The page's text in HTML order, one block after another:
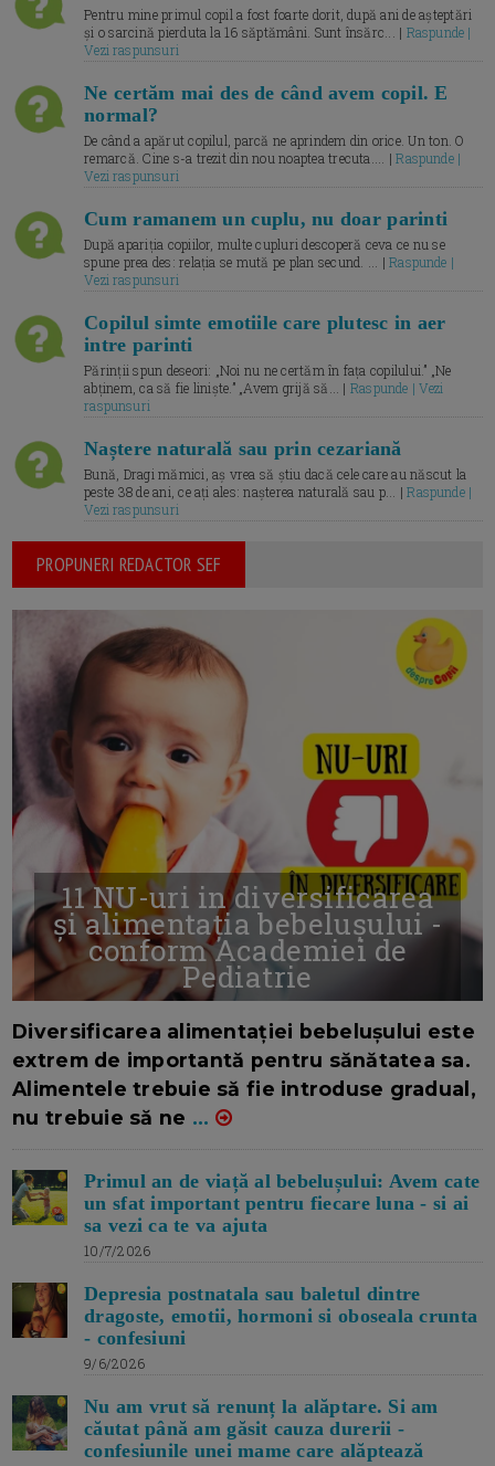
Pentru mine primul copil a fost foarte dorit, după ani de așteptări
și o sarcină pierduta la 16 săptămâni. Sunt însărc... | Raspunde |
Vezi raspunsuri
Ne certăm mai des de când avem copil. E
normal?
De când a apărut copilul, parcă ne aprindem din orice. Un ton. O
remarcă. Cine s-a trezit din nou noaptea trecuta.... |Raspunde |
Vezi raspunsuri
Cum ramanem un cuplu, nu doar parinti
După apariția copiilor, multe cupluri descoperă ceva ce nu se
spune prea des: relația se mută pe plan secund. ... |Raspunde |
Vezi raspunsuri
Copilul simte emotiile care plutesc in aer
intre parinti
Părinții spun deseori: „Noi nu ne certăm în fața copilului.” „Ne
abținem, ca să fie liniște.” „Avem grijă să... | Raspunde | Vezi
raspunsuri
Naștere naturală sau prin cezariană
Bună, Dragi mămici, aș vrea să știu dacă cele care au născut la
peste 38 de ani, ce ați ales: nașterea naturală sau p... |Raspunde |
Vezi raspunsuri
PROPUNERI REDACTOR SEF
11 NU-uri in diversificarea
și alimentația bebelușului -
conform Academiei de
Pediatrie
Diversificarea alimentației bebelușului este
extrem de importantă pentru sănătatea sa.
Alimentele trebuie să fie introduse gradual,
nu trebuie să ne ...
Primul an de viață al bebelușului: Avem cate
un sfat important pentru fiecare luna - si ai
sa vezi ca te va ajuta
10/7/2026
Depresia postnatala sau baletul dintre
dragoste, emotii, hormoni si oboseala crunta
- confesiuni
9/6/2026
Nu am vrut să renunț la alăptare. Si am
căutat până am găsit cauza durerii -
confesiunile unei mame care alăptează